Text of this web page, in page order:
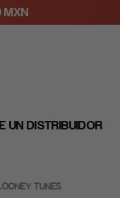
MXN
UN DISTRIBUIDOR
TUNES